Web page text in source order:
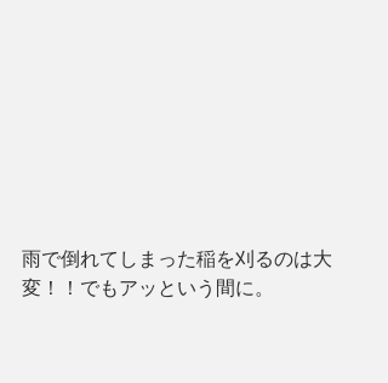
雨で倒れてしまった稲を刈るのは大
変！！でもアッという間に。